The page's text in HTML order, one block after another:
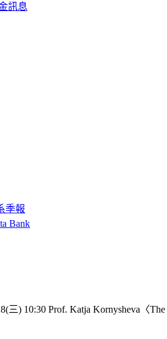
訊息
季報
Bank
三) 10:30 Prof. Katja Kornysheva〈